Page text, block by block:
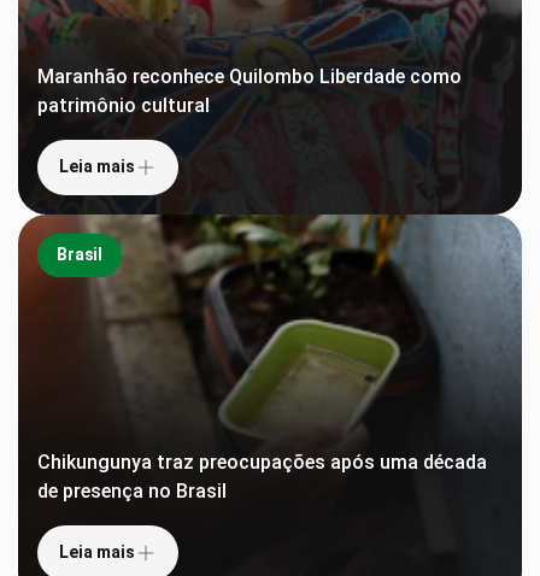
Maranhão reconhece Quilombo Liberdade como
patrimônio cultural
Leia mais
Brasil
Chikungunya traz preocupações após uma década
de presença no Brasil
Leia mais